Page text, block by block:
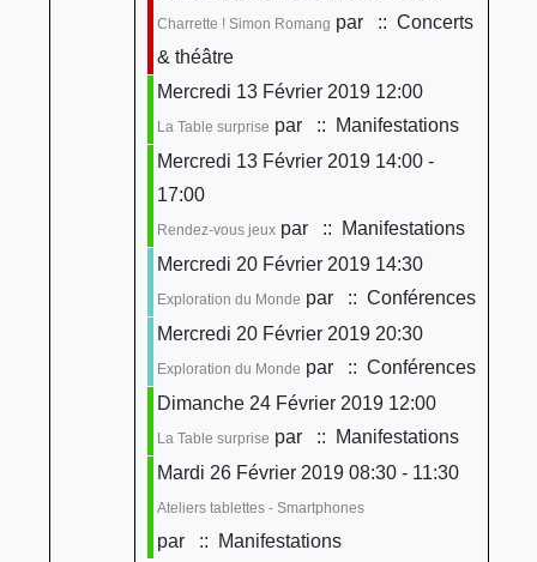
Charrette ! Simon Romang par
:: Concerts
& théâtre
Mercredi 13 Février 2019 12:00
La Table surprise par
:: Manifestations
Mercredi 13 Février 2019 14:00 -
17:00
Rendez-vous jeuxpar
:: Manifestations
Mercredi 20 Février 2019 14:30
Exploration du Monde par
:: Conférences
Mercredi 20 Février 2019 20:30
Exploration du Monde par
:: Conférences
Dimanche 24 Février 2019 12:00
La Table surprise par
:: Manifestations
Mardi 26 Février 2019 08:30 - 11:30
Ateliers tablettes - Smartphones
par :: Manifestations